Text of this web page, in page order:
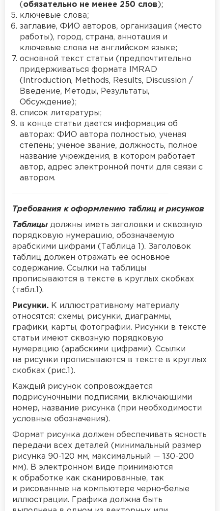
( обязательно не менее 250 слов);
ключевые слова;
заглавие, ФИО авторов, организация (место
работы), город, страна, аннотация и
ключевые слова на английском языке;
основной текст статьи (предпочтительно
придерживаться формата IMRAD
(Introduction, Methods, Results, Discussion /
Введение, Методы, Результаты,
Обсуждение);
список литературы;
в конце статьи дается информация об
авторах: ФИО автора полностью, ученая
степень; ученое звание, должность, полное
название учреждения, в котором работает
автор, адрес электронной почти для связи с
автором.
Требования к оформлению таблиц и рисунков
Таблицы должны иметь заголовки и сквозную
порядковую нумерацию, обозначаемую
арабскими цифрами (Таблица 1). Заголовок
таблиц должен отражать ее основное
содержание. Ссылки на таблицы
прописываются в тексте в круглых скобках
(табл.1).
Рисунки. К иллюстративному материалу
относятся: схемы, рисунки, диаграммы,
графики, карты, фотографии. Рисунки в тексте
статьи имеют сквозную порядковую
нумерацию (арабскими цифрами). Ссылки
на рисунки прописываются в тексте в круглых
скобках (рис.1).
Каждый рисунок сопровождается
подрисуночными подписями, включающими
номер, название рисунка (при необходимости
условные обозначения).
Формат рисунка должен обеспечивать ясность
передачи всех деталей (минимальный размер
рисунка 90-120 мм, максимальный — 130-200
мм). В электронном виде принимаются
к обработке как сканированные, так
и рисованные на компьютере черно-белые
иллюстрации. Графика должна быть